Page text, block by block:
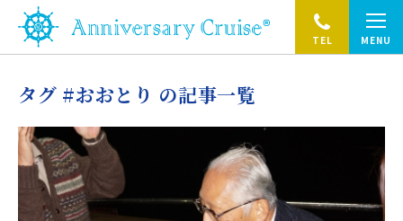
TEL MENU
タグ #おおとり の記事一覧